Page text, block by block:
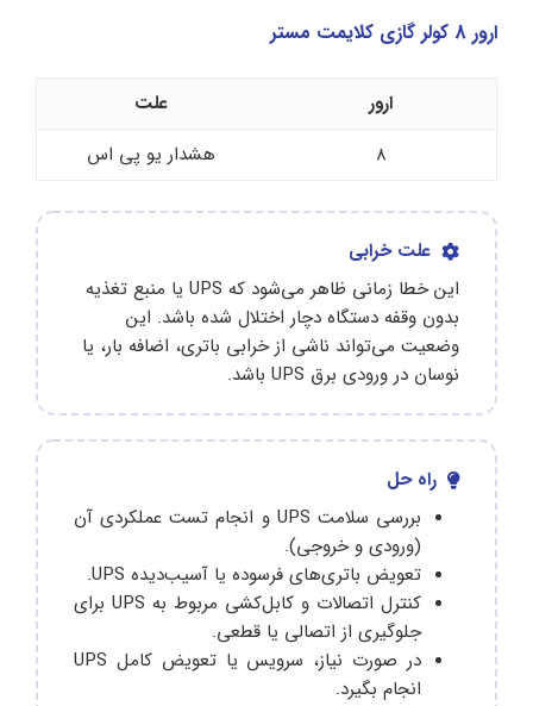
ارور 8 کولر گازی کلایمت مستر
ارور
علت
8
هشدار یو پی اس
علت خرابی
این خطا زمانی ظاهر می‌شود که UPS یا منبع تغذیه
بدون وقفه دستگاه دچار اختلال شده باشد. این
وضعیت می‌تواند ناشی از خرابی باتری، اضافه بار، یا
نوسان در ورودی برق UPS باشد.
راه حل
بررسی سلامت UPS و انجام تست عملکردی آن
(ورودی و خروجی).
تعویض باتری‌های فرسوده یا آسیب‌دیده UPS.
کنترل اتصالات و کابل‌کشی مربوط به UPS برای
جلوگیری از اتصالی یا قطعی.
در صورت نیاز، سرویس یا تعویض کامل UPS
انجام بگیرد.